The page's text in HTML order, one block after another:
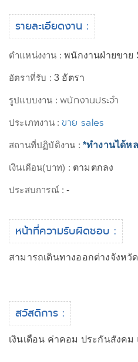
รายละเอียดงาน :
ตำแหน่งงาน :พนักงานฝ่ายขาย
อัตราที่รับ : 3 อัตรา
รูปแบบงาน :พนักงานประจำ
ประเภทงาน :ขาย sales
สถานที่ปฏิบัติงาน : *ทำงานได้ห
เงินเดือน(บาท) : ตามตกลง
ประสบการณ์ :-
หน้าที่ความรับผิดชอบ :
สามารถเดินทางออกต่างจังหวั
สวัสดิการ :
เงินเดือน ค่าคอม ประกันสังคม